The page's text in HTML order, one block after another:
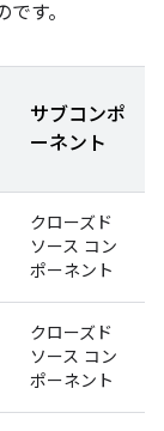
す。
サブコンポ
ーネント
クローズド
ソース コン
ポーネント
クローズド
ソース コン
ポーネント